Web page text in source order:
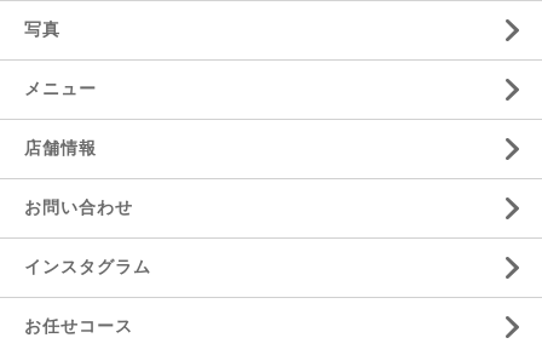
写真
メニュー
店舗情報
お問い合わせ
インスタグラム
お任せコース